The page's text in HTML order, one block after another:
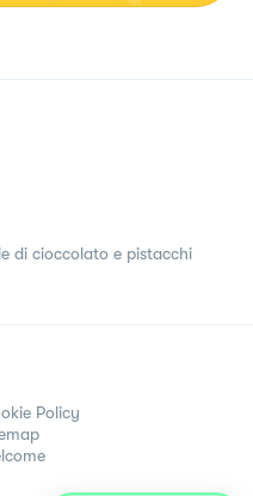
di cioccolato e pistacchi
Policy